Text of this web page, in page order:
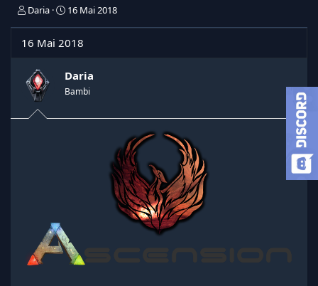
I
t
a
t
e
u
s
Daria
D
e
e
d
é
16 Mai 2018
16 Mai 2018
Daria
Bambi